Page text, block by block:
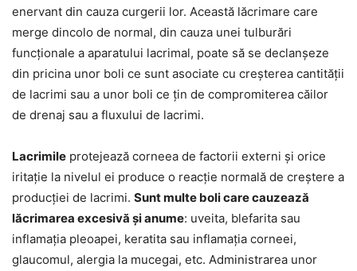
enervant din cauza curgerii lor. Această lăcrimare care
merge dincolo de normal, din cauza unei tulburări
funcționale a aparatului lacrimal, poate să se declanșeze
din pricina unor boli ce sunt asociate cu creșterea cantității
de lacrimi sau a unor boli ce țin de compromiterea căilor
de drenaj sau a fluxului de lacrimi.
Lacrimile protejează corneea de factorii externi și orice
iritație la nivelul ei produce o reacție normală de creștere a
producției de lacrimi. Sunt multe boli care cauzează
lăcrimarea excesivă și anume: uveita, blefarita sau
inflamația pleoapei, keratita sau inflamația corneei,
glaucomul, alergia la mucegai, etc. Administrarea unor